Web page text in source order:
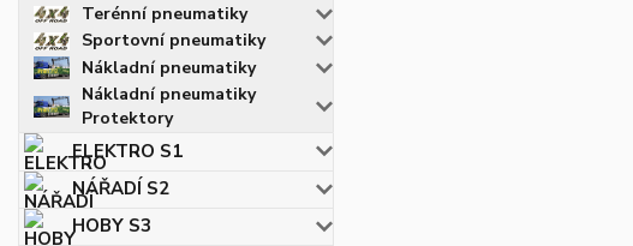
Terénní pneumatiky
Sportovní pneumatiky
Nákladní pneumatiky
Nákladní pneumatiky
Protektory
ELEKTRO S1
NÁŘADÍ S2
HOBY S3